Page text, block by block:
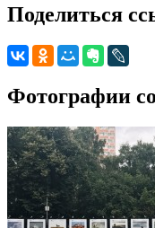
Поделиться
Фотографии